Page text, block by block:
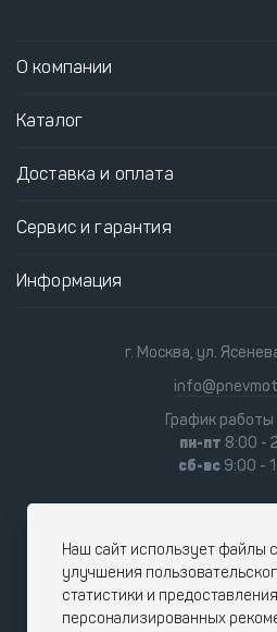
О компании
Каталог
Доставка и оплата
Сервис и гарантия
Информация
г. Москва, ул.
График
пн-пт 8:00 -
сб-вс 9:00 -
Наш сайт использует файлы
улучшения
статистики и предоставления
персонализированных